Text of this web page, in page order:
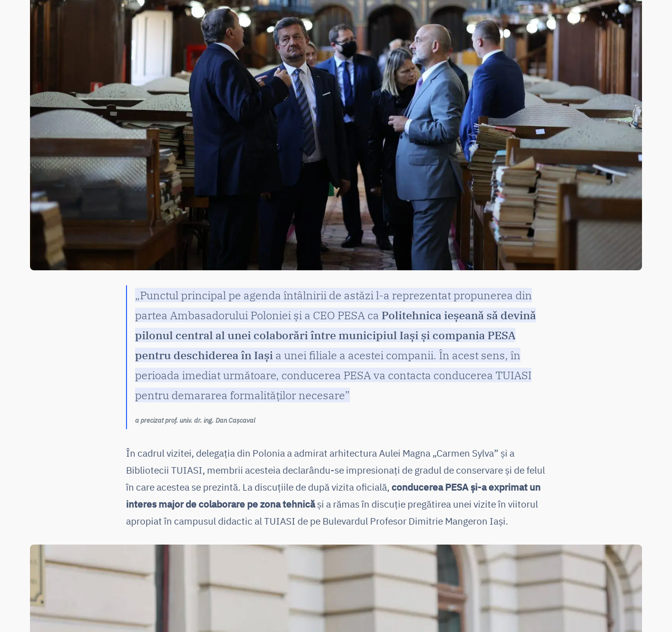
„Punctul principal pe agenda întâlnirii de astăzi l-a reprezentat propunerea din
partea Ambasadorului Poloniei și a CEO PESA ca Politehnica ieșeană să devină
pilonul central al unei colaborări între municipiul Iași și compania PESA
pentru deschiderea în Iași a unei filiale a acestei companii. În acest sens, în
perioada imediat următoare, conducerea PESA va contacta conducerea TUIASI
pentru demararea formalităților necesare”
a precizat prof. univ. dr. ing. Dan Cașcaval
În cadrul vizitei, delegația din Polonia a admirat arhitectura Aulei Magna „Carmen Sylva” și a
Bibliotecii TUIASI, membrii acesteia declarându-se impresionați de gradul de conservare și de felul
în care acestea se prezintă. La discuțiile de după vizita oficială, conducerea PESA și-a exprimat un
interes major de colaborare pe zona tehnicăși a rămas în discuție pregătirea unei vizite în viitorul
apropiat în campusul didactic al TUIASI de pe Bulevardul Profesor Dimitrie Mangeron Iași.